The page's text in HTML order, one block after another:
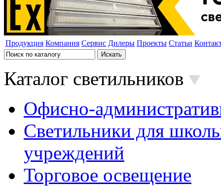
Продукция Компания Сервис Дилеры Проекты Статьи
Каталог светильников
Офисно-
Светильники для
учреждений
Торговое освещение